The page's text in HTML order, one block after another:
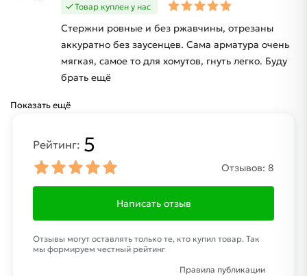
Товар куплен у нас
Стержни ровные и без ржавчины, отрезаны
аккуратно без заусенцев. Сама арматура очень
мягкая, самое то для хомутов, гнуть легко. Буду
брать ещё
Показать ещё
Рейтинг: 5
Отзывов: 8
Написать отзыв
Отзывы могут оставлять только те, кто купил товар. Так
мы формируем честный рейтинг
Правила публикации